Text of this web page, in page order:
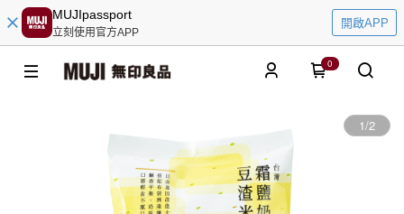
MUJIpassport
立刻使用官方APP
開啟APP
0
1/2